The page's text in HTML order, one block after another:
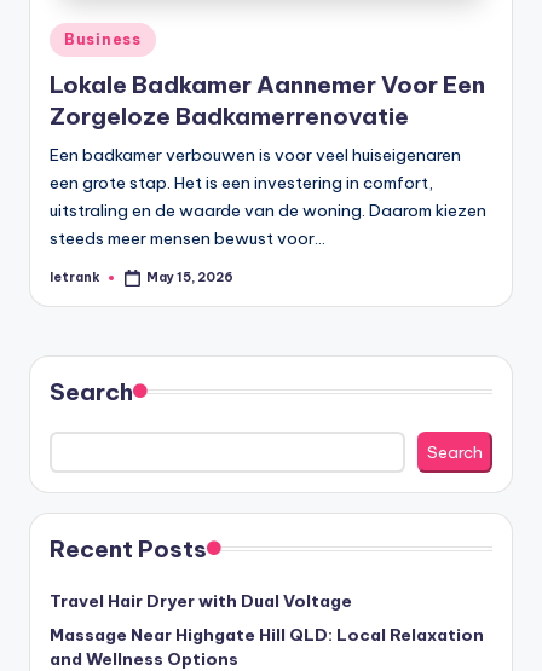
Posted
in
Business
Lokale Badkamer Aannemer Voor Een
Zorgeloze Badkamerrenovatie
Een badkamer verbouwen is voor veel huiseigenaren
een grote stap. Het is een investering in comfort,
uitstraling en de waarde van de woning. Daarom kiezen
steeds meer mensen bewust voor…
Posted
letrank May 15, 2026
Search
Search
Recent Posts
Travel Hair Dryer with Dual Voltage
Massage Near Highgate Hill QLD: Local Relaxation
and Wellness Options